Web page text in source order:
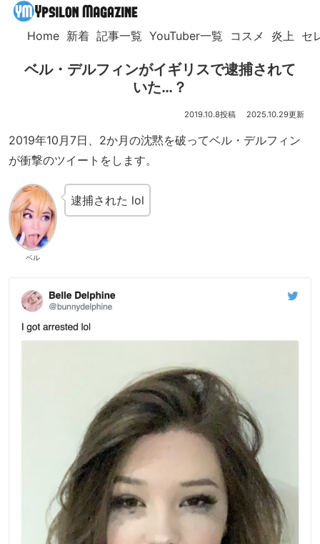
Home 新着 記事一覧 YouTuber一覧 コスメ 炎上 セ
ベル・デルフィンがイギリスで逮捕されて
いた…？
2019.10.8 2025.10.29
2019年10月7日、2か月の沈黙を破ってベル・デルフィン
が衝撃のツイートをします。
ベル
逮捕された lol